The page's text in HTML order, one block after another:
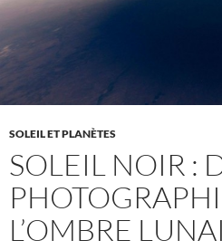
SOLEIL ET PLANÈTES
SOLEIL NOIR :
L’OMBRE